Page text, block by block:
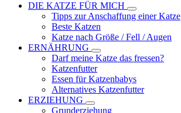
DIE KATZE FÜR MICH
Tipps zur Anschaffung einer Katze
Beste Katzen
Katze nach Größe / Fell / Augen
ERNÄHRUNG
Darf meine Katze das fressen?
Katzenfutter
Essen für Katzenbabys
Alternatives Katzenfutter
ERZIEHUNG
Grunderziehung